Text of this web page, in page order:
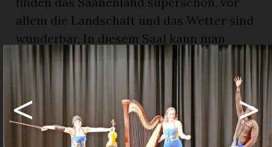
allem die Landschaft und das Wetter sind
wunderbar. In diesem Saal kann man
auch gut auftreten, das ist sehr
angenehm», begeisterte sich Estelle
Costanzo.
Kultureller Austausch
Neben den Kinderkonzerten macht Frau
< >